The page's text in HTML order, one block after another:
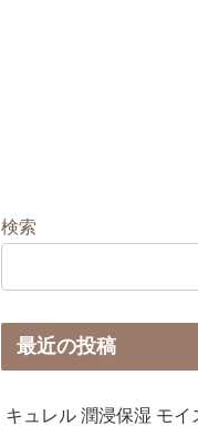
検索
最近の投稿
キュレル 潤浸保湿 モ